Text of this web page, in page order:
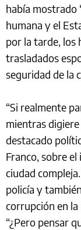
había mostrado
humana y el
por la tarde, los
trasladados
seguridad de la
“Si realmente
mientras
destacado
Franco, sobre el
ciudad
policía y
corrupción en la
“¿Pero pensar